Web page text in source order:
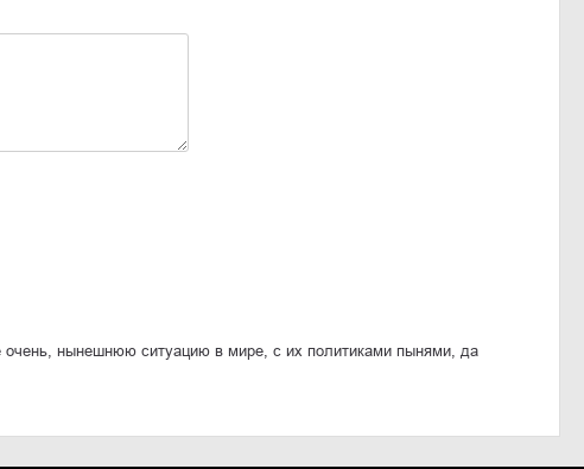
очень, нынешнюю ситуацию в мире, с их политиками пынями, да